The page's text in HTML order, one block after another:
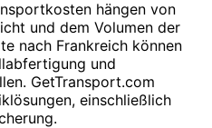
hängen von
und dem Volumen der
nach Frankreich können
und
GetTransport.com
einschließlich